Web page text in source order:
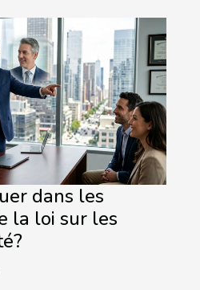
dans les
la loi sur les